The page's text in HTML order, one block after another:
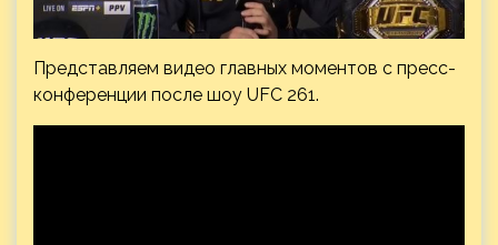
Представляем видео главных моментов с пресс-
конференции после шоу UFC 261.